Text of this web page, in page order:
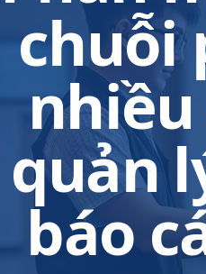
chuỗi
quản
báo